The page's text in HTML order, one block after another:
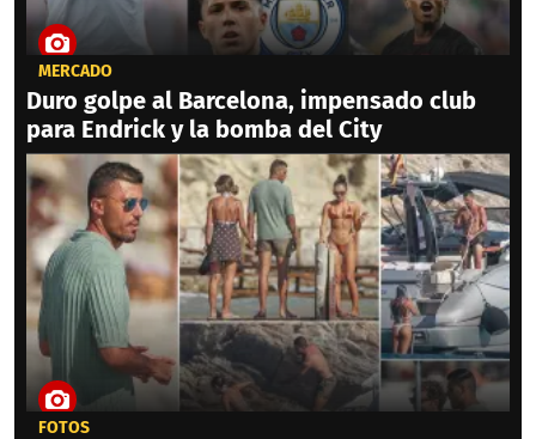
MERCADO
Duro golpe al Barcelona, impensado club
para Endrick y la bomba del City
FOTOS